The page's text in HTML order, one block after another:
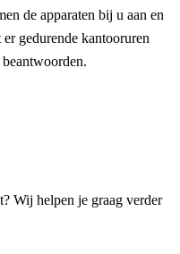
de apparaten bij u aan en
gedurende kantooruren
Wij helpen je graag verder